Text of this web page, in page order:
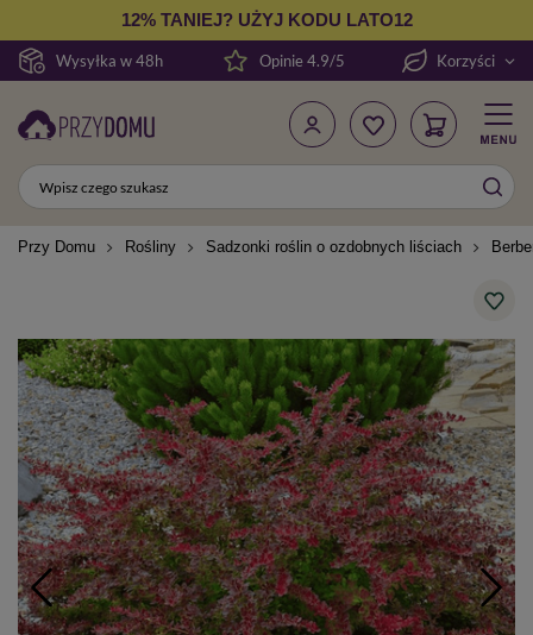
Wysyłka w 48h
12% TANIEJ? UŻYJ KODU LATO12
Opinie 4.9/5 Korzyści
Przy Domu Rośliny Sadzonki roślin o ozdobnych liściach